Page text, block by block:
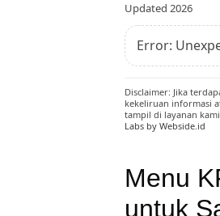
Updated 2026
Error:
Disclaimer: Jika
kekeliruan informasi
tampil di layanan
Labs by Webside.id
Menu
untuk